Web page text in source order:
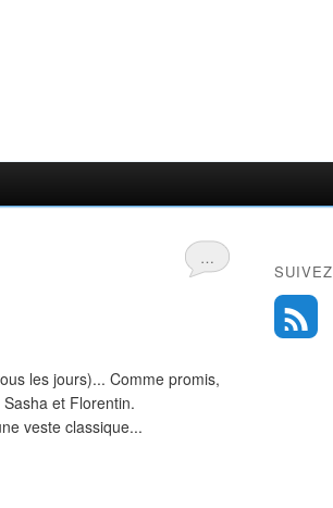
…
les jours)... Comme promis,
et Florentin.
veste classique...